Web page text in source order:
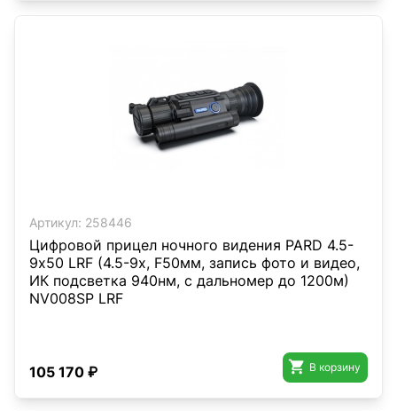
Артикул: 258446
Цифровой прицел ночного видения PARD 4.5-
9х50 LRF (4.5-9х, F50мм, запись фото и видео,
ИК подсветка 940нм, с дальномер до 1200м)
NV008SP LRF
105 170 ₽  В корзину